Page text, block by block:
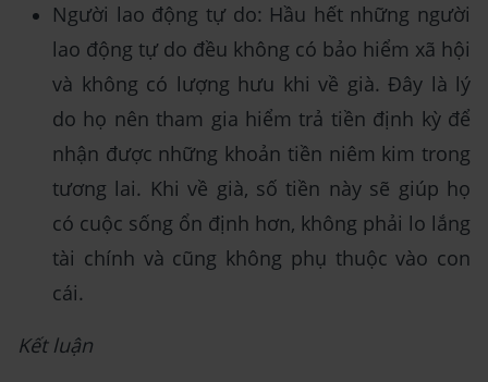
Người lao động tự do: Hầu hết những người
lao động tự do đều không có bảo hiểm xã hội
và không có lượng hưu khi về già. Đây là lý
do họ nên tham gia hiểm trả tiền định kỳ để
nhận được những khoản tiền niêm kim trong
tương lai. Khi về già, số tiền này sẽ giúp họ
có cuộc sống ổn định hơn, không phải lo lắng
tài chính và cũng không phụ thuộc vào con
cái.
Kết luận